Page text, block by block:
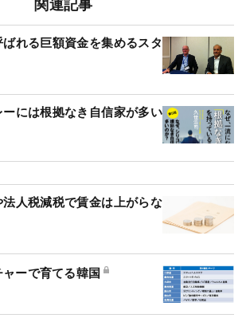
関連記事
ばれる巨額資金を集めるスタ
には根拠なき自信家が多い
人税減税で賃金は上がらな
ーで育てる韓国